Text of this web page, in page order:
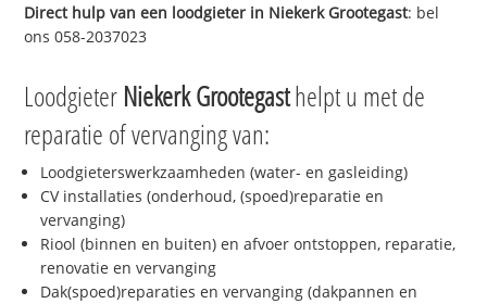
Direct hulp van een loodgieter in Niekerk Grootegast: bel
ons 058-2037023
Loodgieter Niekerk Grootegasthelpt u met de
reparatie of vervanging van:
Loodgieterswerkzaamheden (water- en gasleiding)
CV installaties (onderhoud, (spoed)reparatie en
vervanging)
Riool (binnen en buiten) en afvoer ontstoppen, reparatie,
renovatie en vervanging
Dak(spoed)reparaties en vervanging (dakpannen en